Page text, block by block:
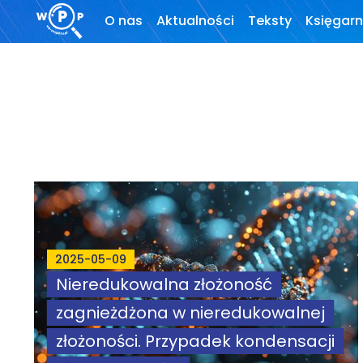
O nas Aktualności Teksty
Wywiady
Wybór tekstów
Dla autorów
Darmowy
ebook
Linki
2025-05-09
Nieredukowalna złożoność
zagnieżdżona w nieredukowalnej
złożoności. Przypadek kondensacji